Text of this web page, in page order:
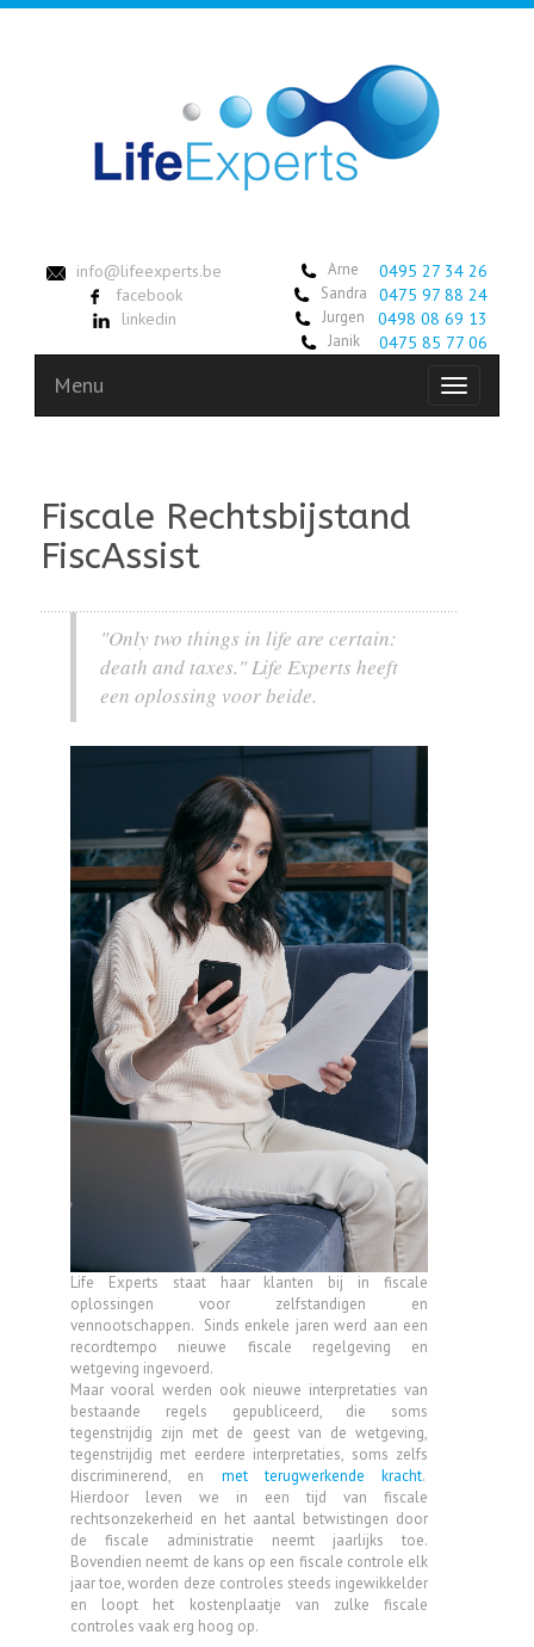
info@lifeexperts.be
facebook
linkedin
Arne 0495 27 34 26
Sandra 0475 97 88 24
Jurgen 0498 08 69 13
Janik 0475 85 77 06
Toggle
Menu
Fiscale Rechtsbijstand
FiscAssist
"Only two things in life are certain:
death and taxes." Life Experts heeft
een oplossing voor beide.
Life Experts staat haar klanten bij in fiscale
oplossingen voor zelfstandigen en
vennootschappen. Sinds enkele jaren werd aan een
recordtempo nieuwe fiscale regelgeving en
wetgeving ingevoerd.
Maar vooral werden ook nieuwe interpretaties van
bestaande regels gepubliceerd, die soms
tegenstrijdig zijn met de geest van de wetgeving,
tegenstrijdig met eerdere interpretaties, soms zelfs
discriminerend, en met terugwerkende kracht.
Hierdoor leven we in een tijd van fiscale
rechtsonzekerheid en het aantal betwistingen door
de fiscale administratie neemt jaarlijks toe.
Bovendien neemt de kans op een fiscale controle elk
jaar toe, worden deze controles steeds ingewikkelder
en loopt het kostenplaatje van zulke fiscale
controles vaak erg hoog op.